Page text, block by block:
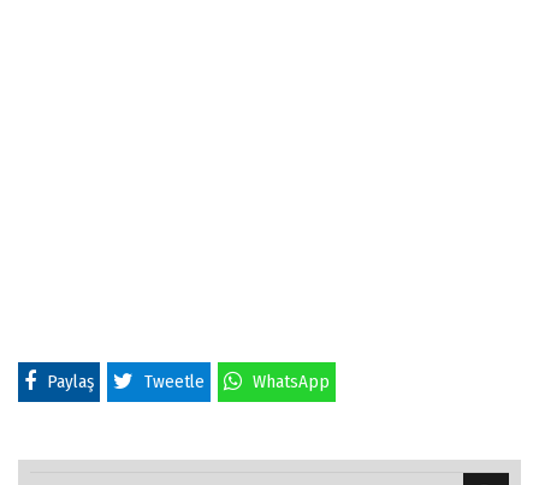
Paylaş Tweetle WhatsApp